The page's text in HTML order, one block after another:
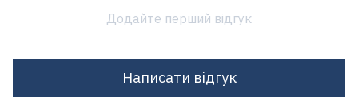
Додайте перший відгук
Написати відгук